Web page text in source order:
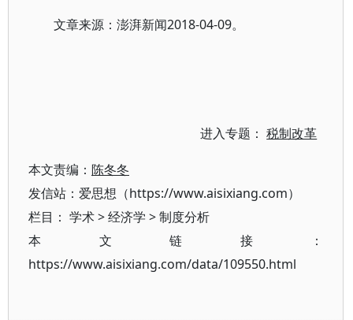
文章来源：澎湃新闻2018-04-09。
进入专题：税制改革
本文责编： 陈冬冬
发信站：爱思想（https://www.aisixiang.com）
栏目： 学术>经济学 >制度分析
本文链接：
https://www.aisixiang.com/data/109550.html